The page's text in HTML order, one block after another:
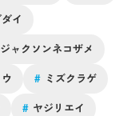
ダイ
ャクソンネコザメ
# ミズクラゲ
# ヤジリエイ